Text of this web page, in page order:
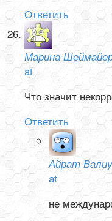
Ответить
Марина
at
Что значит
Ответить
Айрат
at
не